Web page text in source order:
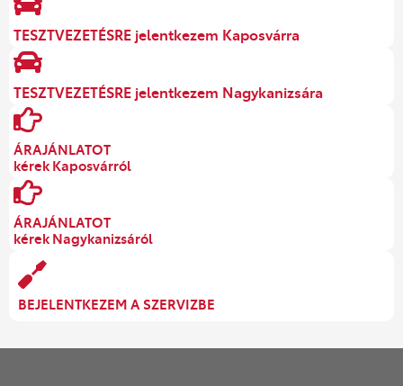
TESZTVEZETÉSRE jelentkezem Kaposvárra
TESZTVEZETÉSRE jelentkezem Nagykanizsára
ÁRAJÁNLATOT
kérek Kaposvárról
ÁRAJÁNLATOT
kérek Nagykanizsáról
BEJELENTKEZEM A SZERVIZBE